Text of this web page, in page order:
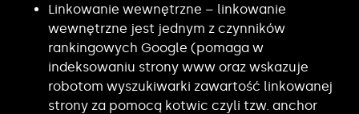
Linkowanie wewnętrzne – linkowanie
wewnętrzne jest jednym z czynników
rankingowych Google (pomaga w
indeksowaniu strony www oraz wskazuje
robotom wyszukiwarki zawartość linkowanej
strony za pomocą kotwic czyli tzw. anchor